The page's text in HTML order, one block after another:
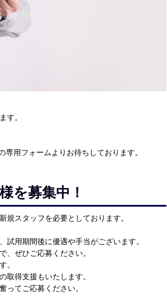
す。
専用フォームよりお待ちしております。
を募集中！
規スタッフを必要としております。
用期間後に優遇や手当がございます。
、ぜひご応募ください。
。
取得支援もいたします。
ってご応募ください。